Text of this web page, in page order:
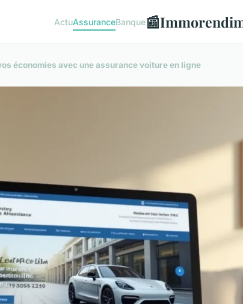
ActuAssuranceBanque📰
économies avec une assurance voiture en ligne